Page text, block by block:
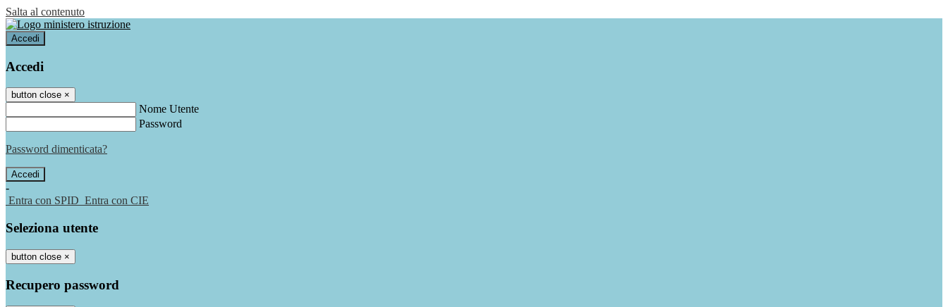
Salta al contenuto
Accedi
Accedi
button close ×
Nome Utente
Password
Password dimenticata?
-
Entra con SPID Entra con CIE
Seleziona utente
button close ×
Recupero password